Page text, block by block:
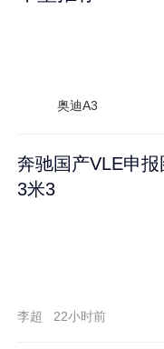
奥迪A3
奔驰国产VLE申
3米3
李超 22小时前